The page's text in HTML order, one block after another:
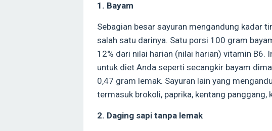
1. Bayam
Sebagian besar sayuran mengandung kadar
salah satu darinya. Satu porsi 100 gram
12% dari nilai harian (nilai harian) vitamin B6.
untuk diet Anda seperti secangkir bayam
0,47 gram lemak. Sayuran lain yang
termasuk brokoli, paprika, kentang panggang,
2. Daging sapi tanpa lemak